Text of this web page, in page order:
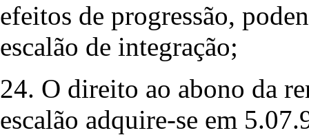
efeitos de progressão,
escalão de integração;
24. O direito ao abono da
escalão adquire-se em